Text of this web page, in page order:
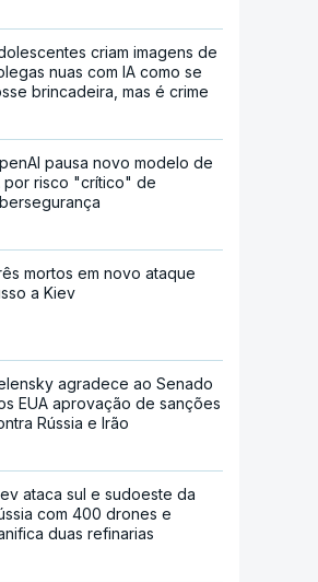
criam imagens de
nuas com IA como se
brincadeira, mas é crime
pausa novo modelo de
por risco "crítico" de
mortos em novo ataque
a Kiev
agradece ao Senado
EUA aprovação de sanções
Rússia e Irão
ataca sul e sudoeste da
com 400 drones e
duas refinarias